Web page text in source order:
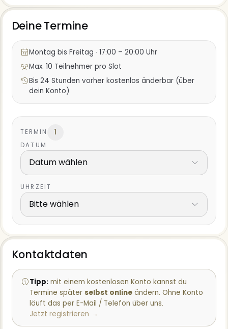
Deine Termine
Montag bis Freitag · 17:00 – 20:00 Uhr
Max. 10 Teilnehmer pro Slot
Bis 24 Stunden vorher kostenlos änderbar (über
dein Konto)
1
DATUM
Datum wählen
UHRZEIT
Bitte wählen
Kontaktdaten
Tipp: mit einem kostenlosen Konto kannst du
Termine späterselbst online ändern. Ohne Konto
läuft das per E-Mail / Telefon über uns.
Jetzt registrieren →